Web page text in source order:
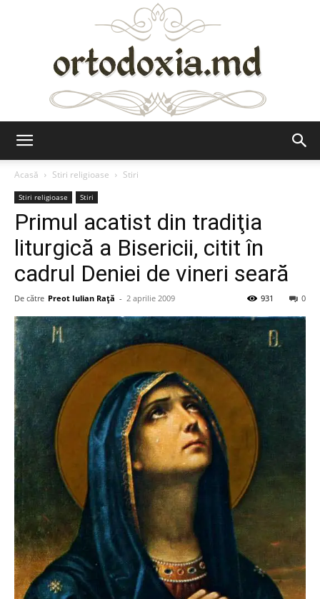
Acasă
Stiri religioase Stiri
Stiri religioase Stiri
Primul acatist din tradiţia
liturgică a Bisericii, citit în
cadrul Deniei de vineri seară
De către Preot Iulian Raţă - 2 aprilie 2009 0
931